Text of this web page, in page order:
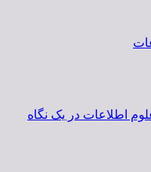
اطلاعات در یک نگاه